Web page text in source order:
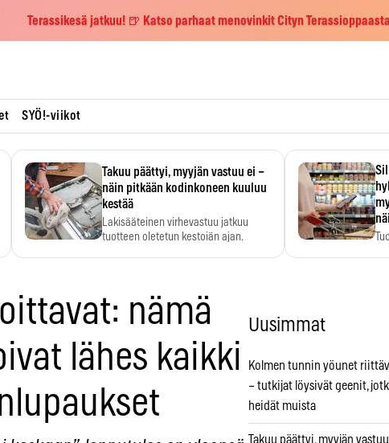
Terassikesä jatkuu! 🍺 Katso parhaat menovinkit Cityn
SYÖ!-viikot
Takuu päättyi, myyjän vastuu ei –
näin pitkään kodinkoneen kuuluu
kestää
Lakisääteinen virhevastuu jatkuu
tuotteen oletetun kestoiän ajan.
nämä
lähes kaikki
Uusimmat
Kolmen tunnin yöunet
– tutkijat löysivät geenit,
heidät muista
Takuu päättyi, myyjän